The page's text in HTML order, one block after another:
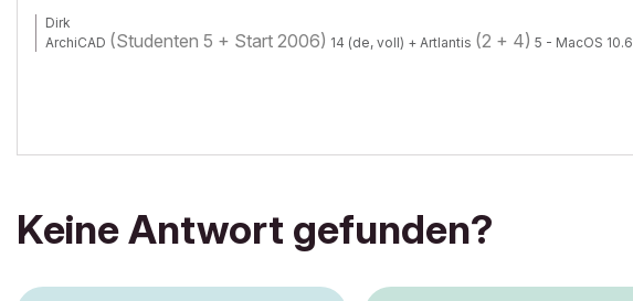
Dirk
ArchiCAD (Studenten 5 + Start 2006) 14 (de, voll) + Artlantis (2 + 4) 5 - MacOS 10.6
Keine Antwort gefunden?